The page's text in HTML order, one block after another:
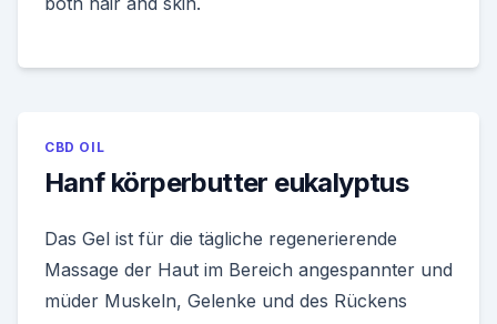
CBD OIL
Hanf körperbutter eukalyptus
Das Gel ist für die tägliche regenerierende
Massage der Haut im Bereich angespannter und
müder Muskeln, Gelenke und des Rückens